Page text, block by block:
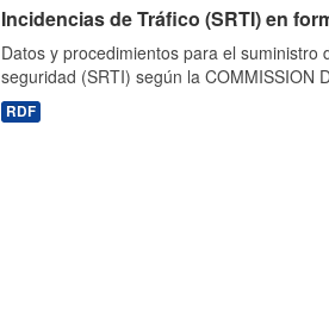
Incidencias de Tráfico (SRTI) en
Datos y procedimientos para el
seguridad (SRTI) según la COMMISSION
RDF